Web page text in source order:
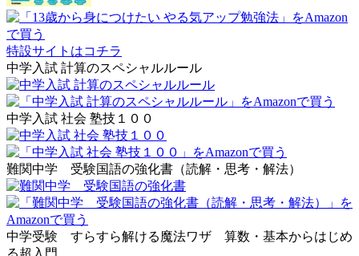
特設サイトはコチラ
中学入試 計算のスペシャルルール
中学入試 社会 塾技１００
難関中学 受験国語の強化書（読解・思考・解法）
中学受験 すらすら解ける魔法ワザ 算数・基本からはじめ
る超入門